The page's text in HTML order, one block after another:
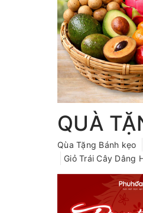
QUÀ
Qùa Tặng Bánh kẹo
Giỏ Trái Cây Dâng